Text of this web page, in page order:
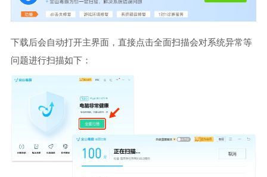
下载后会自动打开主界面，直接点击全面扫描会对系统异常等
问题进行扫描如下：